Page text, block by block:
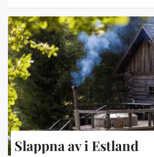
Slappna av i Estland